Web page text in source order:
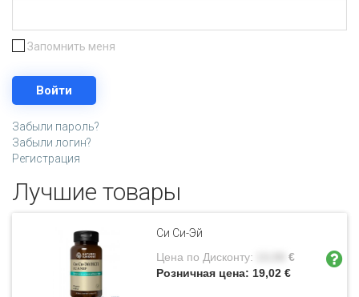
Запомнить меня
Забыли пароль?
Забыли логин?
Регистрация
Лучшие товары
Си Си-Эй
Цена по Дисконту:
€
Розничная цена: 19,02 €